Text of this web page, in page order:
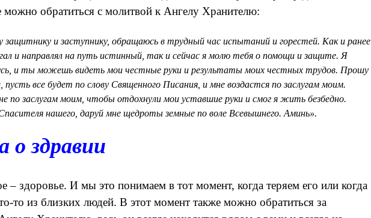
можно обратиться с молитвой к Ангелу Хранителю:
защитнику и заступнику, обращаюсь в трудный час испытаний и горестей. Как и ранее
и направлял на путь истинный, так и сейчас я молю тебя о помощи и защите. Я
и ты можешь видеть мои честные руки и результаты моих честных трудов. Прошу
все будет по слову Священного Писания, и мне воздастся по заслугам моим.
по заслугам моим, чтобы отдохнули мои уставшие руки и смог я жить безбедно.
нашего, даруй мне щедроты земные по воле Всевышнего. Аминь».
о здравии
– здоровье. И мы это понимаем в тот момент, когда теряем его или когда
то из близких людей. В этот момент также можно обратиться за